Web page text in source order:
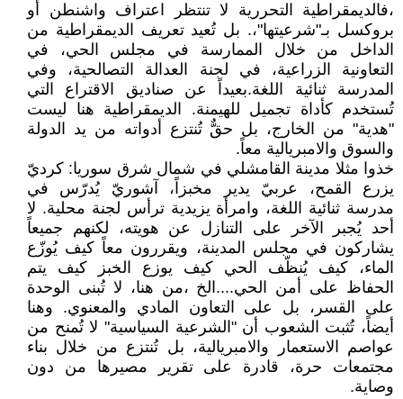
،فالديمقراطية التحررية لا تنتظر اعتراف واشنطن أو
بروكسل بـ"شرعيتها"،. بل تُعيد تعريف الديمقراطية من
الداخل من خلال الممارسة في مجلس الحي، في
التعاونية الزراعية، في لجنة العدالة التصالحية، وفي
المدرسة ثنائية اللغة.بعيداً عن صناديق الاقتراع التي
تُستخدم كأداة تجميل للهيمنة. الديمقراطية هنا ليست
"هدية" من الخارج، بل حقٌّ تُنتزع أدواته من يد الدولة
والسوق والامبريالية معاً.
خذوا مثلا مدينة القامشلي في شمال شرق سوريا: كرديّ
يزرع القمح، عربيّ يدير مخبزاً، آشوريّ يُدرّس في
مدرسة ثنائية اللغة، وامرأة يزيدية ترأس لجنة محلية. لا
أحد يُجبر الآخر على التنازل عن هويته، لكنهم جميعاً
يشاركون في مجلس المدينة، ويقررون معاً كيف يُوزّع
الماء، كيف يُنظّف الحي كيف يوزع الخبز كيف يتم
الحفاظ على أمن الحي....الخ ،من هنا، لا تُبنى الوحدة
على القسر، بل على التعاون المادي والمعنوي. وهنا
أيضاً، تُثبت الشعوب أن "الشرعية السياسية" لا تُمنح من
عواصم الاستعمار والامبريالية، بل تُنتزع من خلال بناء
مجتمعات حرة، قادرة على تقرير مصيرها من دون
وصاية.